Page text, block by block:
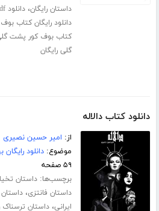
داستان رایگان،دانلود pdf کتاب بوف کور پشت گلی
دانلود رایگان کتاب
کتاب بوف کور پشت
گلی رایگان
دانلود کتاب دالاله
از: امیر حسین نصیری
موضوع:دانلود
۵۹ صفحه
برچسب‌ها:داستان
داستان فانتزی،
ایرانی،داستان ترسناک